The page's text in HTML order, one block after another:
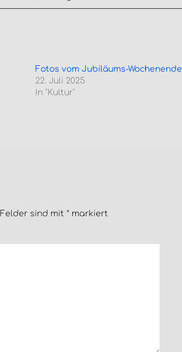
Fotos vom Jubiläums-Wochenende
22. Juli 2025
In "Kultur"
sind mit* markiert